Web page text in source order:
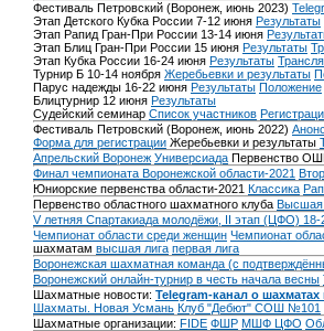
Фестиваль Петровский (Воронеж, июнь 2023)
Этап Детского Кубка России 7-12 июня Результаты
Этап Рапид Гран-При России 13-14 июня
Этап Блиц Гран-При России 15 июня Результаты
Этап Кубка России 16-24 июня Результаты
Турнир Б 10-14 ноября Жеребьевки и результаты
Парус надежды 16-22 июня Результаты Положение
Блицтурнир 12 июня Результаты
Судейский семинар Список участников
Фестиваль Петровский (Воронеж, июнь 2022)
Форма для регистрации Жеребьевки и результаты
Апрельский Воронеж Универсиада Первенство
Финал чемпионата Воронежской области-2021
Юниорские первенства области-2021 Классика
Первенство областного шахматного клуба Высшая
V летняя Спартакиада молодёжи, II этап (ЦФО) 18-
Чемпионат области среди женщин Чемпионат
шахматам высшая лига первая лига
Воронежская шахматная команда (с
Воронежский онлайн-турнир в честь начала весны
Шахматные новости: Telegram-канал о
Шахматы. Новая Усмань Клуб "Дебют" СОШ №101
Шахматные организации: FIDE ФШР МШФ ЦФО